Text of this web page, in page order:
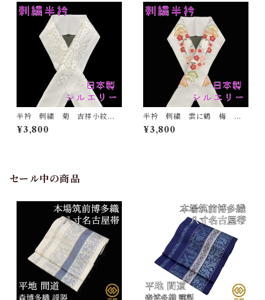
半衿 刺繍 菊 吉祥小紋
銀 白地 シルエリー 新合
繊 日本製 刺繍衿 和装小
¥3,800
半衿 刺繍 雲に鶴 梅
松 白地 シルエリー 新合
繊 日本製 刺繍衿 和装小
¥3,800
セール中の商品